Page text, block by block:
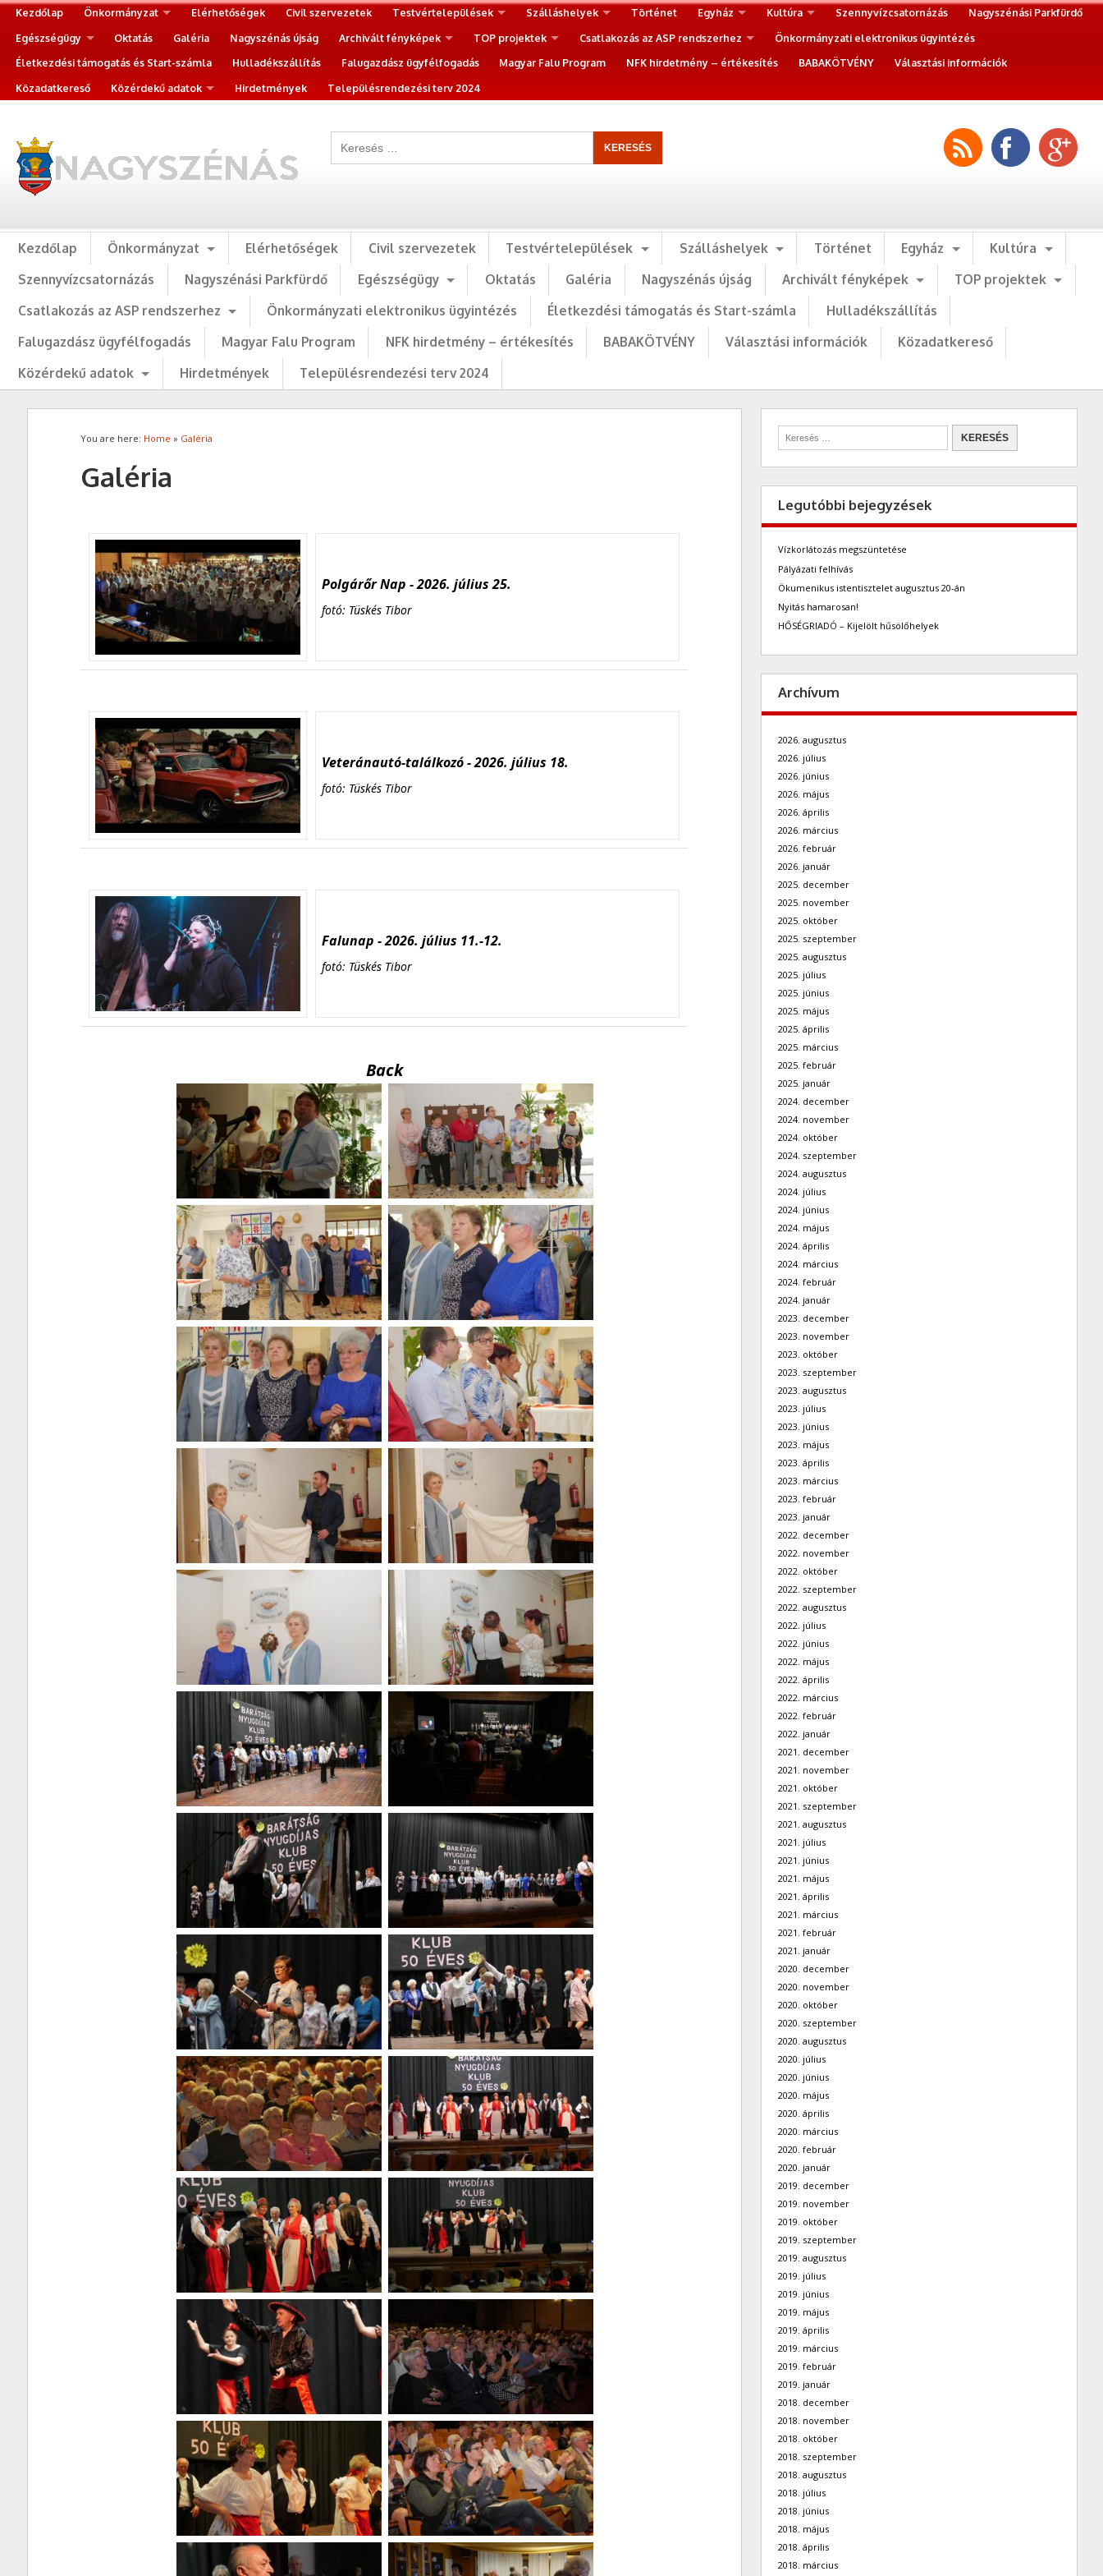
Kezdőlap Önkormányzat Elérhetőségek Civil szervezetek Testvértelepülések Szálláshelyek Történet Egyház Kultúra Szennyvízcsatornázás
Nagyszénási Parkfürdő
Egészségügy
Oktatás Galéria Nagyszénás újság Archivált fényképek TOP projektek Csatlakozás az ASP rendszerhez
Önkormányzati elektronikus ügyintézés
Életkezdési támogatás és Start-számla
Hulladékszállítás Falugazdász ügyfélfogadás Magyar Falu Program NFK hirdetmény – értékesítés BABAKÖTVÉNY
Választási információk
Közadatkereső
Közérdekű adatok Hirdetmények Településrendezési terv 2024
Kezdőlap Önkormányzat Elérhetőségek Civil szervezetek Testvértelepülések Szálláshelyek Történet Egyház
Kultúra
Szennyvízcsatornázás
Nagyszénási Parkfürdő Egészségügy Oktatás Galéria Nagyszénás újság Archivált fényképek
TOP projektek
Csatlakozás az ASP rendszerhez
Önkormányzati elektronikus ügyintézés Életkezdési támogatás és Start-számla
Hulladékszállítás
Falugazdász ügyfélfogadás
Magyar Falu Program NFK hirdetmény – értékesítés BABAKÖTVÉNY Választási információk
Közadatkereső
Közérdekű adatok
Hirdetmények Településrendezési terv 2024
You are here: Home » Galéria
Galéria
Polgárőr Nap - 2026. július 25.
fotó: Tüskés Tibor
Veteránautó-találkozó - 2026. július 18.
fotó: Tüskés Tibor
Falunap - 2026. július 11.-12.
fotó: Tüskés Tibor
Back
Legutóbbi bejegyzések
Vízkorlátozás megszüntetése
Pályázati felhívás
Ökumenikus istentisztelet augusztus 20-án
Nyitás hamarosan!
HŐSÉGRIADÓ – Kijelölt hűsölőhelyek
Archívum
2026. augusztus
2026. július
2026. június
2026. május
2026. április
2026. március
2026. február
2026. január
2025. december
2025. november
2025. október
2025. szeptember
2025. augusztus
2025. július
2025. június
2025. május
2025. április
2025. március
2025. február
2025. január
2024. december
2024. november
2024. október
2024. szeptember
2024. augusztus
2024. július
2024. június
2024. május
2024. április
2024. március
2024. február
2024. január
2023. december
2023. november
2023. október
2023. szeptember
2023. augusztus
2023. július
2023. június
2023. május
2023. április
2023. március
2023. február
2023. január
2022. december
2022. november
2022. október
2022. szeptember
2022. augusztus
2022. július
2022. június
2022. május
2022. április
2022. március
2022. február
2022. január
2021. december
2021. november
2021. október
2021. szeptember
2021. augusztus
2021. július
2021. június
2021. május
2021. április
2021. március
2021. február
2021. január
2020. december
2020. november
2020. október
2020. szeptember
2020. augusztus
2020. július
2020. június
2020. május
2020. április
2020. március
2020. február
2020. január
2019. december
2019. november
2019. október
2019. szeptember
2019. augusztus
2019. július
2019. június
2019. május
2019. április
2019. március
2019. február
2019. január
2018. december
2018. november
2018. október
2018. szeptember
2018. augusztus
2018. július
2018. június
2018. május
2018. április
2018. március